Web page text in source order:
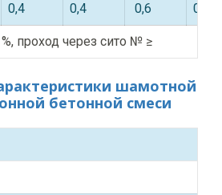
0,4 0,4 0,6 0,6
проход через сито № ≥
95 95 95
шамотной
бетонной смеси